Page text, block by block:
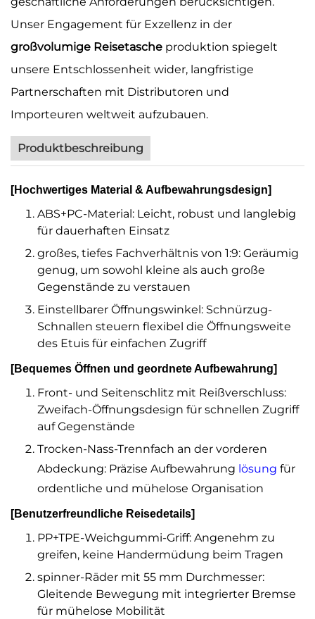
Unser Engagement für Exzellenz in der
großvolumige Reisetasche produktion spiegelt
unsere Entschlossenheit wider, langfristige
Partnerschaften mit Distributoren und
Importeuren weltweit aufzubauen.
Produktbeschreibung
[Hochwertiges Material & Aufbewahrungsdesign]
ABS+PC-Material: Leicht, robust und langlebig
für dauerhaften Einsatz
großes, tiefes Fachverhältnis von 1:9: Geräumig
genug, um sowohl kleine als auch große
Gegenstände zu verstauen
Einstellbarer Öffnungswinkel: Schnürzug-
Schnallen steuern flexibel die Öffnungsweite
des Etuis für einfachen Zugriff
[Bequemes Öffnen und geordnete Aufbewahrung]
Front- und Seitenschlitz mit Reißverschluss:
Zweifach-Öffnungsdesign für schnellen Zugriff
auf Gegenstände
Trocken-Nass-Trennfach an der vorderen
Abdeckung: Präzise Aufbewahrung lösung für
ordentliche und mühelose Organisation
[Benutzerfreundliche Reisedetails]
PP+TPE-Weichgummi-Griff: Angenehm zu
greifen, keine Handermüdung beim Tragen
spinner-Räder mit 55 mm Durchmesser:
Gleitende Bewegung mit integrierter Bremse
für mühelose Mobilität